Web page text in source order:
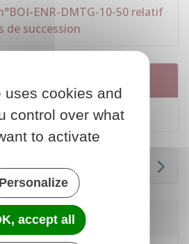
ENR-DMTG-10-50 relatif
de succession
succession
!
uses cookies and
control over what
to activate
Personalize
accept all